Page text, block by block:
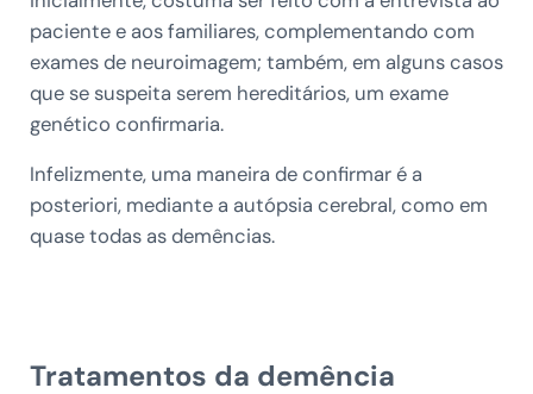
paciente e aos familiares, complementando com
exames de neuroimagem; também, em alguns casos
que se suspeita serem hereditários, um exame
genético confirmaria.
Infelizmente, uma maneira de confirmar é a
posteriori, mediante a autópsia cerebral, como em
quase todas as demências.
Tratamentos da demência